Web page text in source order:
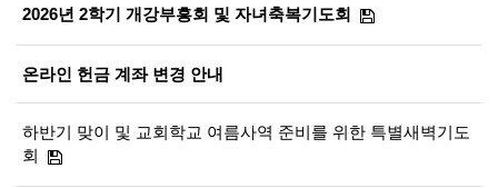
2026년 2학기 개강부흥회 및 자녀축복기도회
온라인 헌금 계좌 변경 안내
하반기 맞이 및 교회학교 여름사역 준비를 위한 특별새벽기도
회